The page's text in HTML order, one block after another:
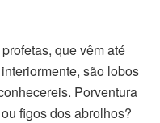
que vêm até
são lobos
Porventura
figos dos abrolhos?